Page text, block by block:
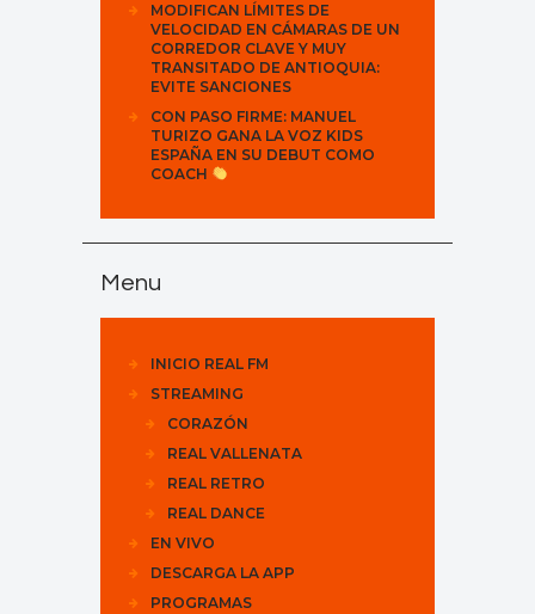
MODIFICAN LÍMITES DE
VELOCIDAD EN CÁMARAS DE UN
CORREDOR CLAVE Y MUY
TRANSITADO DE ANTIOQUIA:
EVITE SANCIONES
CON PASO FIRME: MANUEL
TURIZO GANA LA VOZ KIDS
ESPAÑA EN SU DEBUT COMO
COACH
Menu
INICIO REAL FM
STREAMING
CORAZÓN
REAL VALLENATA
REAL RETRO
REAL DANCE
EN VIVO
DESCARGA LA APP
PROGRAMAS